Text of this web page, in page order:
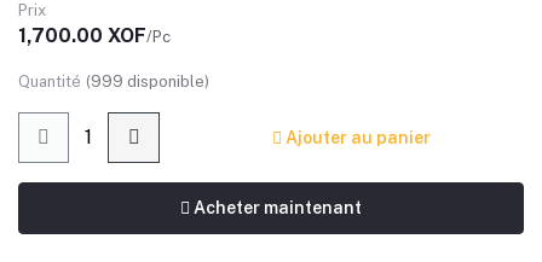
Prix
1,700.00 XOF/Pc
Quantité (999 disponible)
Ajouter au panier
Acheter maintenant